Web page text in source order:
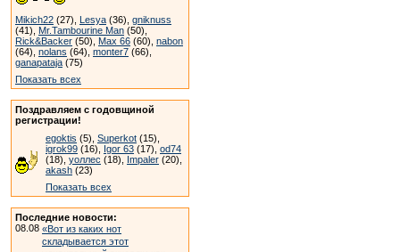
Mikich22 (27), Lesya (36), gniknuss
(41), Mr.Tambourine Man (50),
Rick&Backer (50), Max 66 (60), nabon
(64), nolans (64), monter7 (66),
ganapataja (75)
Показать всех
Поздравляем с годовщиной
регистрации!
egoktis (5), Superkot (15),
igrok99 (16), Igor 63 (17), od74
(18), уоллес (18), Impaler (20),
akash (23)
Показать всех
Последние новости:
08.08 «Вот из каких нот
складывается этот